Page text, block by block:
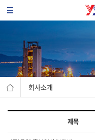
회사소개
제목